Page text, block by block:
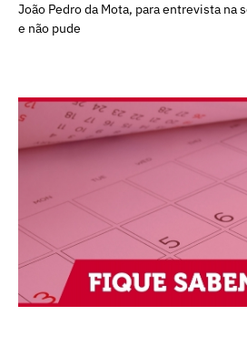
João Pedro da Mota, para entrevista na
e não pude